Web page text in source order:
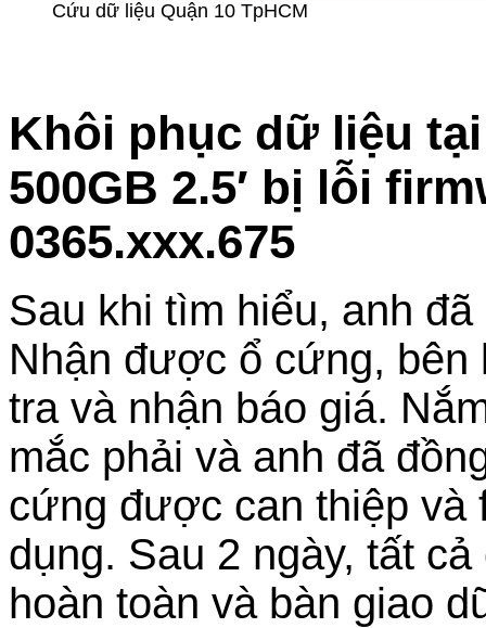
Cứu dữ liệu Quận 10 TpHCM
Khôi phục dữ liệu
500GB 2.5′ bị lỗi
0365.xxx.675
Sau khi tìm hiểu, anh
Nhận được ổ cứng, bên
tra và nhận báo giá.
mắc phải và anh đã
cứng được can thiệp và
dụng. Sau 2 ngày, tất
hoàn toàn và bàn giao